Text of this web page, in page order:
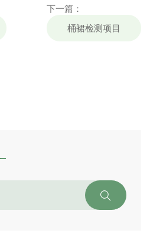
下一篇：
桶裙检测项目